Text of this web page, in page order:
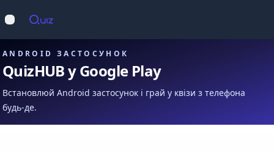
Відкрити меню
ANDROID ЗАСТОСУНОК
QuizHUB у Google Play
Встановлюй Android застосунок і грай у квізи з телефона
будь-де.